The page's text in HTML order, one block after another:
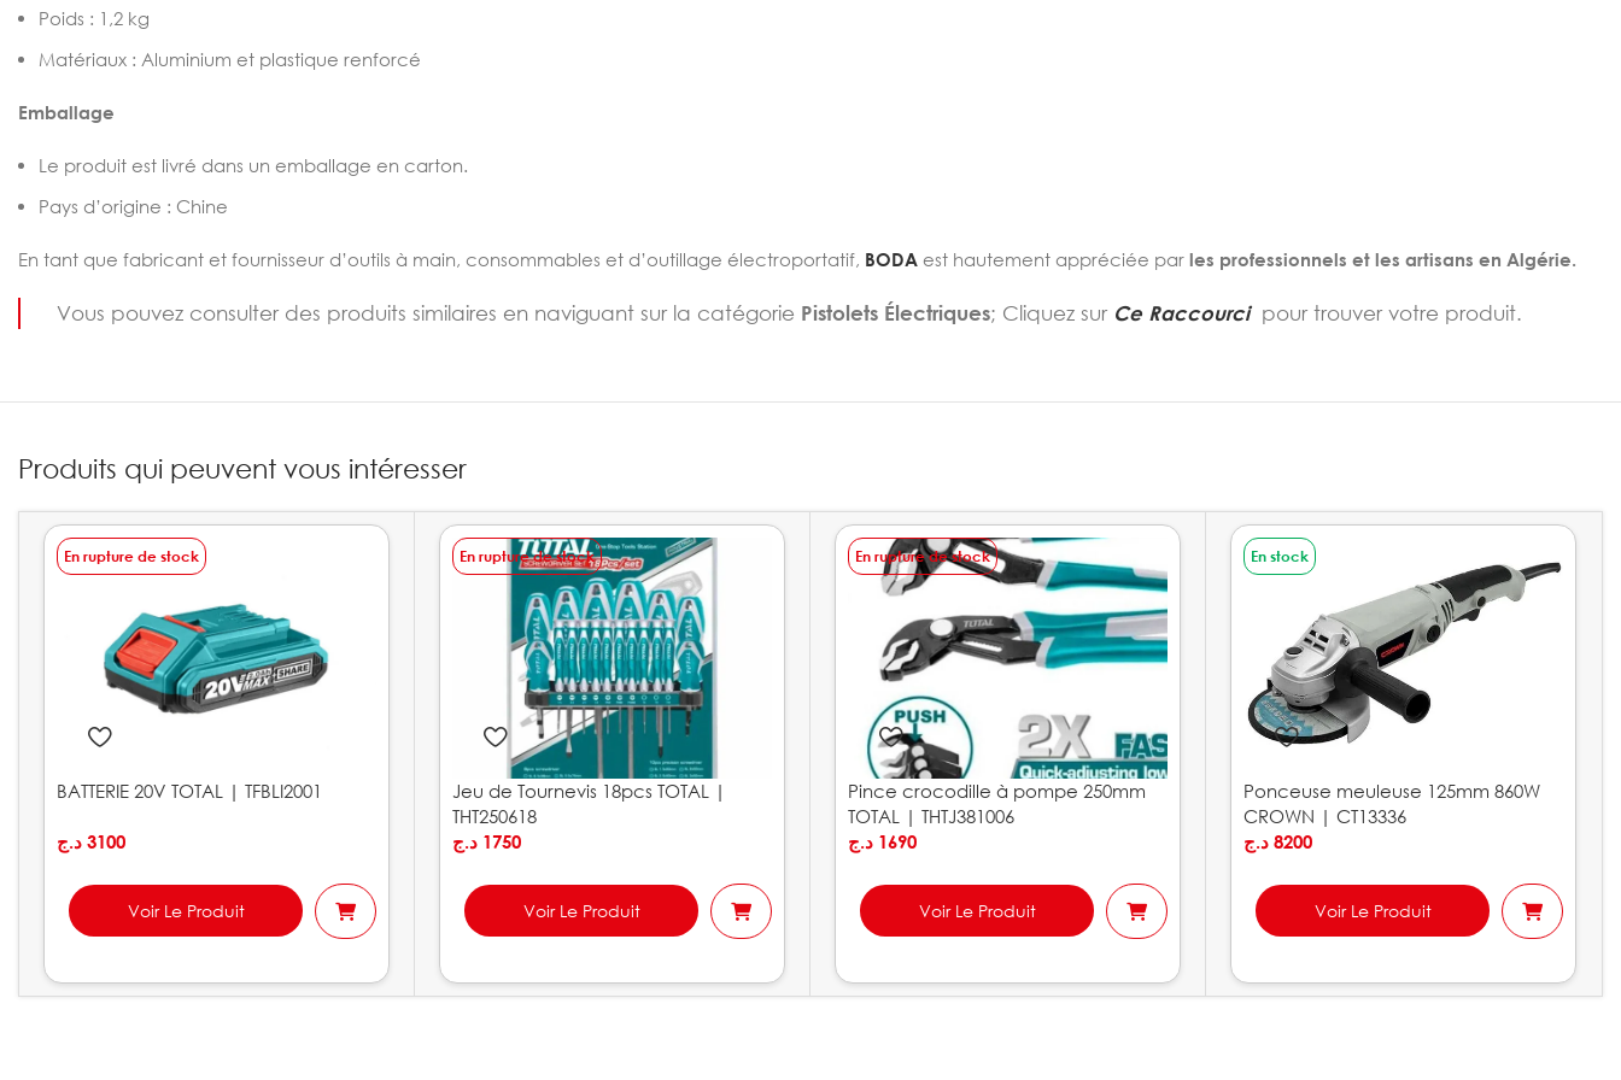
Poids : 1,2 kg
Matériaux : Aluminium et plastique renforcé
Emballage
Le produit est livré dans un emballage en carton.
Pays d’origine : Chine
En tant que fabricant et fournisseur d’outils à main, consommables et d’outillage électroportatif, BODA est hautement appréciée par les professionnels et les artisans en Algérie.
Vous pouvez consulter des produits similaires en naviguant sur la catégorie Pistolets Électriques; Cliquez sur Ce Raccourci pour trouver votre produit.
Produits qui peuvent vous intéresser
En rupture de stock
BATTERIE 20V TOTAL | TFBLI2001
3100 د.ج
Voir Le Produit
En rupture de stock
Jeu de Tournevis 18pcs TOTAL |
THT250618
1750 د.ج
Voir Le Produit
En rupture de stock
Pince crocodille à pompe 250mm
TOTAL | THTJ381006
1690 د.ج
Voir Le Produit
En stock
Ponceuse meuleuse 125mm 860W
CROWN | CT13336
8200 د.ج
Voir Le Produit